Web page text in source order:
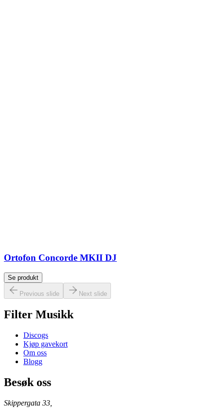
Ortofon Concorde MKII DJ
Se produkt
Previous slide Next slide
Filter Musikk
Discogs
Kjøp gavekort
Om oss
Blogg
Besøk oss
Skippergata 33,